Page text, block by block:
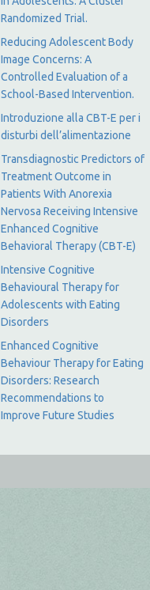
Randomized Trial.
Reducing Adolescent Body
Image Concerns: A
Controlled Evaluation of a
School-Based Intervention.
Introduzione alla CBT-E per i
disturbi dell’alimentazione
Transdiagnostic Predictors of
Treatment Outcome in
Patients With Anorexia
Nervosa Receiving Intensive
Enhanced Cognitive
Behavioral Therapy (CBT-E)
Intensive Cognitive
Behavioural Therapy for
Adolescents with Eating
Disorders
Enhanced Cognitive
Behaviour Therapy for Eating
Disorders: Research
Recommendations to
Improve Future Studies